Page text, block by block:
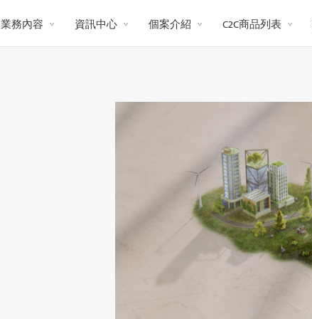
業務內容 資訊中心 個案介紹 C2C商品列表